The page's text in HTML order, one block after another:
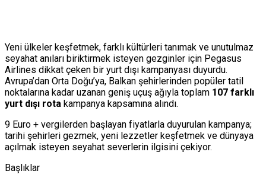
Yeni ülkeler keşfetmek, farklı kültürleri tanımak ve unutulmaz
seyahat anıları biriktirmek isteyen gezginler için Pegasus
Airlines dikkat çeken bir yurt dışı kampanyası duyurdu.
Avrupa’dan Orta Doğu’ya, Balkan şehirlerinden popüler tatil
noktalarına kadar uzanan geniş uçuş ağıyla toplam 107 farklı
yurt dışı rota kampanya kapsamına alındı.
9 Euro + vergilerden başlayan fiyatlarla duyurulan kampanya;
tarihi şehirleri gezmek, yeni lezzetler keşfetmek ve dünyaya
açılmak isteyen seyahat severlerin ilgisini çekiyor.
Başlıklar